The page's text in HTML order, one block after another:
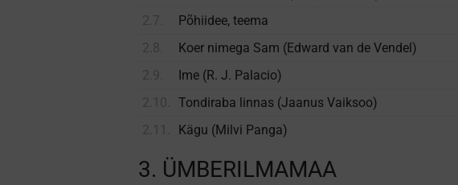
Põhiidee, teema
Koer nimega Sam (Edward van de Vendel)
Ime (R. J. Palacio)
Tondiraba linnas (Jaanus Vaiksoo)
Kägu (Milvi Panga)
3. ÜMBERILMAMAA